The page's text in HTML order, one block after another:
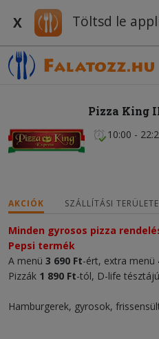
X Töltsd le
Pizza King
10:00 -
AKCIÓK SZÁLLÍTÁSI
Minden gyrosos pizza
Pepsi termék
A menü 3 690 Ft-ért, extra menü
Pizzák 1 890 Ft-tól, D-life
Hamburgerek, gyrosok,